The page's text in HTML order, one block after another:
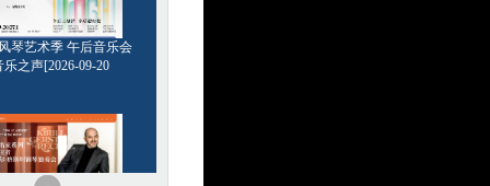
琴艺术季 午后音乐会
乐之声[2026-09-20